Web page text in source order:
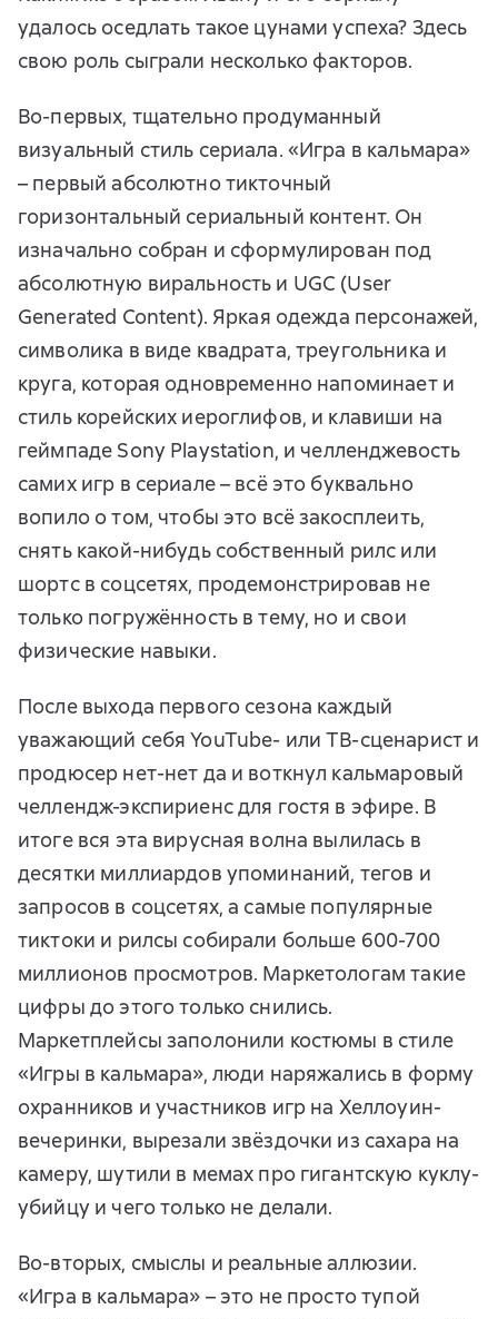
удалось оседлать такое цунами успеха? Здесь
свою роль сыграли несколько факторов.
Во-первых, тщательно продуманный
визуальный стиль сериала. «Игра в кальмара»
– первый абсолютно тикточный
горизонтальный сериальный контент. Он
изначально собран и сформулирован под
абсолютную виральность и UGC (User
Generated Content). Яркая одежда персонажей,
символика в виде квадрата, треугольника и
круга, которая одновременно напоминает и
стиль корейских иероглифов, и клавиши на
геймпаде Sony Playstation, и челленджевость
самих игр в сериале – всё это буквально
вопило о том, чтобы это всё закосплеить,
снять какой-нибудь собственный рилс или
шортс в соцсетях, продемонстрировав не
только погружённость в тему, но и свои
физические навыки.
После выхода первого сезона каждый
уважающий себя YouTube- или ТВ-сценарист и
продюсер нет-нет да и воткнул кальмаровый
челлендж-экспириенс для гостя в эфире. В
итоге вся эта вирусная волна вылилась в
десятки миллиардов упоминаний, тегов и
запросов в соцсетях, а самые популярные
тиктоки и рилсы собирали больше 600-700
миллионов просмотров. Маркетологам такие
цифры до этого только снились.
Маркетплейсы заполонили костюмы в стиле
«Игры в кальмара», люди наряжались в форму
охранников и участников игр на Хеллоуин-
вечеринки, вырезали звёздочки из сахара на
камеру, шутили в мемах про гигантскую куклу-
убийцу и чего только не делали.
Во-вторых, смыслы и реальные аллюзии.
«Игра в кальмара» – это не просто тупой